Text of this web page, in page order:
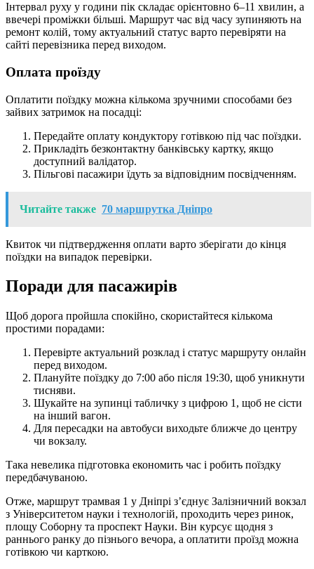
Інтервал руху у години пік складає орієнтовно 6‒11 хвилин, а
ввечері проміжки більші. Маршрут час від часу зупиняють на
ремонт колій, тому актуальний статус варто перевіряти на
сайті перевізника перед виходом.
Оплата проїзду
Оплатити поїздку можна кількома зручними способами без
зайвих затримок на посадці:
Передайте оплату кондуктору готівкою під час поїздки.
Прикладіть безконтактну банківську картку, якщо
доступний валідатор.
Пільгові пасажири їдуть за відповідним посвідченням.
Читайте также 70 маршрутка Дніпро
Квиток чи підтвердження оплати варто зберігати до кінця
поїздки на випадок перевірки.
Поради для пасажирів
Щоб дорога пройшла спокійно, скористайтеся кількома
простими порадами:
Перевірте актуальний розклад і статус маршруту онлайн
перед виходом.
Плануйте поїздку до 7:00 або після 19:30, щоб уникнути
тисняви.
Шукайте на зупинці табличку з цифрою 1, щоб не сісти
на інший вагон.
Для пересадки на автобуси виходьте ближче до центру
чи вокзалу.
Така невелика підготовка економить час і робить поїздку
передбачуваною.
Отже, маршрут трамвая 1 у Дніпрі з’єднує Залізничний вокзал
з Університетом науки і технологій, проходить через ринок,
площу Соборну та проспект Науки. Він курсує щодня з
раннього ранку до пізнього вечора, а оплатити проїзд можна
готівкою чи карткою.